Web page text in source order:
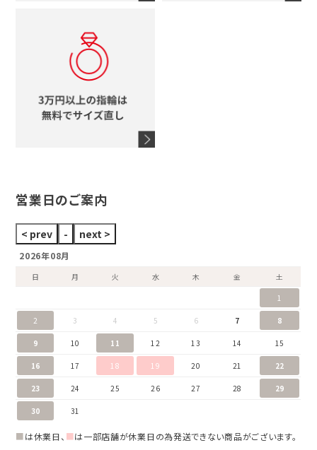
スタージュエリー
ウノアエレ
タグホイヤー
営業日のご案内
2026年08月
日 月 火 水 木 金
土
1
2 3 4 5 6 7 8
9 10 11 12 13 14 15
16 17 18 19 20 21 22
23 24 25 26 27 28 29
30 31
■は休業日、 ■は一部店舗が休業日の為発送できない商品がございます。